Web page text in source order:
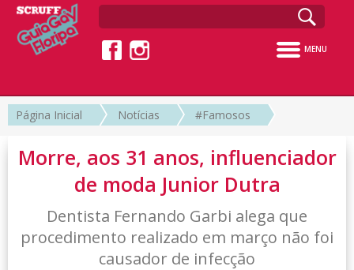
MENU
Página Inicial Notícias #Famosos
Morre, aos 31 anos, influenciador
de moda Junior Dutra
Dentista Fernando Garbi alega que
procedimento realizado em março não foi
causador de infecção